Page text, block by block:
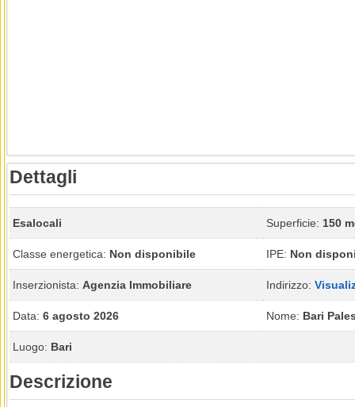
Dettagli
Esalocali Superficie: 150
Classe energetica: Non disponibile IPE: Non
Inserzionista: Agenzia Immobiliare Indirizzo:
Data: 6 agosto 2026 Nome: Bari
Luogo: Bari
Descrizione